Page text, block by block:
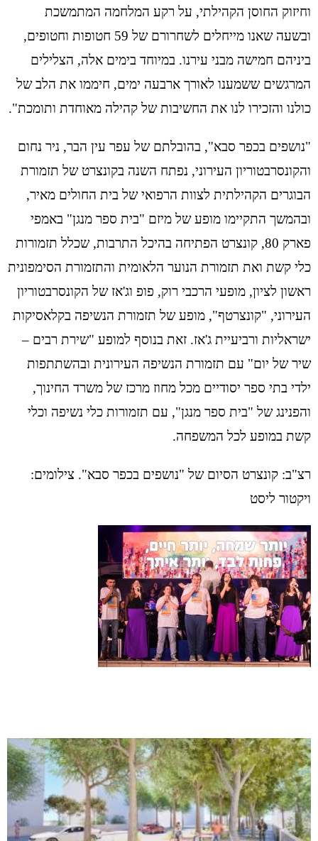
וחיזוק החוסן הקהילתי, על רקע המלחמה המתמשכת
ובשעה שאנו מייחלים לשחרורם של 59 חטופות וחטופים,
ביניהם חמישה מבני עירנו. במיוחד בימים אלה, הצלילים
המרגשים ששמענו לאורך ארבעה ימים, חיממו את הלב של
כולנו והזכירו לנו את החשיבות של קהילה מאוחדת ותומכת".
"נושפים בכפר סבא", בהובלתם של עפר עין הבר, ניר נחום
והקונסרבטוריון העירוני, נפתח השנה בקונצרט של תזמורת
הבוגרים הקהילתית לצוות הרפואי של בית החולים מאיר,
ובהמשך התקיימו מופע של מיזם "בית ספר מנגן" באמפי
פארק 80, קונצרט הפתיחה בהיכל התרבות, שכלל תזמורות
כלי קשת ואת תזמורת הנוער הלאומית והתזמורת הסימפונית
ראשון לציון, מופעי הרכבי רוק, פופ וג'אז של הקונסרבטוריון
העירוני, "קונצרטף", מופע של תזמורת הנשיפה בקלאסיקות
ישראליות ורביעיית ג'אז. זאת בנוסף למופע "שירת רבים –
שיר של יום" עם תזמורת הנשיפה העירונית ובהשתתפות
ילדי בתי ספר יסודיים מכל מחוז מרכז של משרד החינוך,
והפנינג של "בית ספר מנגן", עם תזמורות כלי נשיפה וכלי
קשת במופע לכל המשפחה.
רצ"ב: קונצרט הסיום של "נושפים בכפר סבא". צילומים:
ויקטור ליסט